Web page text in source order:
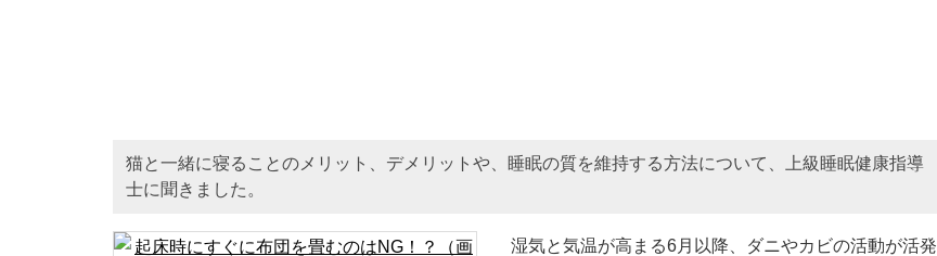
猫と一緒に寝ることのメリット、デメリットや、睡眠の質を維持する方法について、上級睡眠健康指導
士に聞きました。
湿気と気温が高まる6月以降、ダニやカビの活動が活発